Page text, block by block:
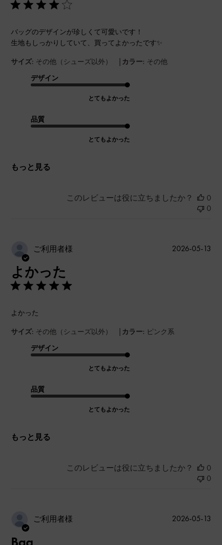
バッグのデザインが珍しくて可愛いです！
生地もしっかりしていて、買ってよかったです✨
サイズ: その他（シューズ以外） | カラー: その他
デザイン
とてもよかった
品質
とてもよかった
もっと見る
このレビューは役に立ちましたか？
0
0
ご利用者様
よかった
よかった
サイズ: その他（シューズ以外） | カラー: ピンク系
デザイン
とてもよかった
品質
とてもよかった
もっと見る
公
2026-05-13
このレビューは役に立ちましたか？
0
0
ご利用者様
公
2026-05-13